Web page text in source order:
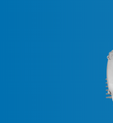
Nordamerika